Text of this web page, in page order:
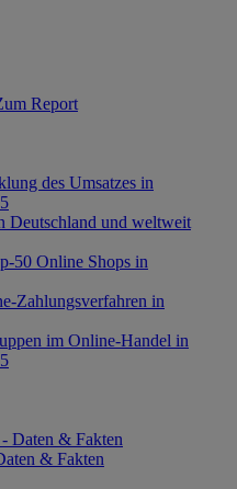
Report
des Umsatzes in
Deutschland und weltweit
50 Online Shops in
Zahlungsverfahren in
im Online-Handel in
Daten & Fakten
& Fakten